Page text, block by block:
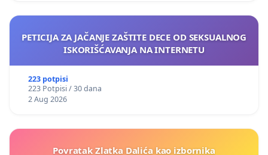
PETICIJA ZA JAČANJE ZAŠTITE DECE OD SEKSUALNOG
ISKORIŠĆAVANJA NA INTERNETU
223 potpisi
223 Potpisi / 30 dana
2 Aug 2026
Povratak Zlatka Dalića kao izbornika